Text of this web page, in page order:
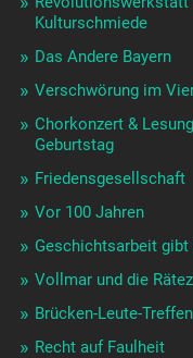
Kulturschmiede
Das Andere Bayern
Verschwörung im
Chorkonzert &
Geburtstag
Friedensgesellschaft
Vor 100 Jahren
Geschichtsarbeit
Vollmar und die
Brücken-Leute-Treffen
Recht auf Faulheit